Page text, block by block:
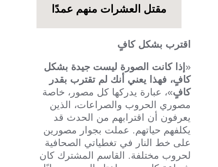
مقتل العشرات منهم عمدًا
اقترب بشكل كافٍ
« إذا كانت الصورة ليست جيدة بشكل
كافٍ، فهذا يعني أنك لم تقترب بقدر
كافٍ»، عبارة يدركها كل مصور، خاصة
مصوري الحروب والصراعات، الذين
يعرفون أن اقترابهم من الحدث قد
يكلفهم حياتهم. عملت بجوار مصورين
على خط النار في تغطياتي الصحافية
لحروب مختلفة. القاسم المشترك كان